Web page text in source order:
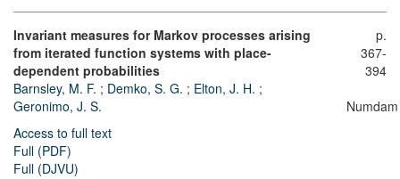
Invariant measures for Markov processes arising
from iterated function systems with place-
dependent probabilities
Barnsley, M. F. ; Demko, S. G. ; Elton, J. H. ;
Geronimo, J. S.
Access to full text
Full (PDF)
Full (DJVU)
p.
367-
394
Numdam